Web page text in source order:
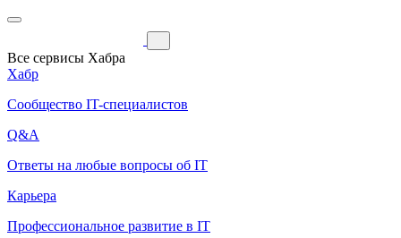
Все сервисы Хабра
Хабр
Сообщество IT-специалистов
Q&A
Ответы на любые вопросы об IT
Карьера
Профессиональное развитие в IT